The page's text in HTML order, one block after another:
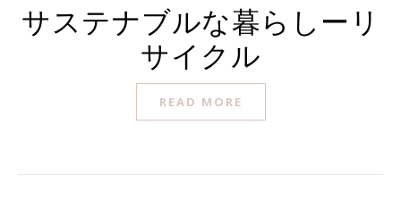
サステナブルな暮らしーリ
サイクル
READ MORE